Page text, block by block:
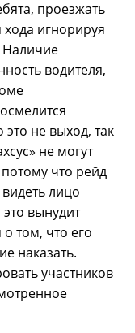
проезжать
игнорируя
Наличие
водителя,
не выход, так
не могут
что рейд
лицо
вынудит
том, что его
наказать.
участников